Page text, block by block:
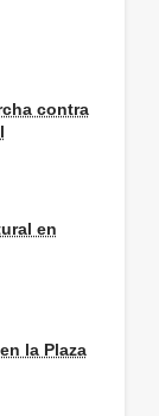
contra
en
la Plaza